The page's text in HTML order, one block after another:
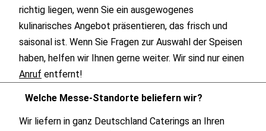
richtig liegen, wenn Sie ein ausgewogenes
kulinarisches Angebot präsentieren, das frisch und
saisonal ist. Wenn Sie Fragen zur Auswahl der Speisen
haben, helfen wir Ihnen gerne weiter. Wir sind nur einen
Anruf entfernt!
Welche Messe-Standorte beliefern wir?
Wir liefern in ganz Deutschland Caterings an Ihren